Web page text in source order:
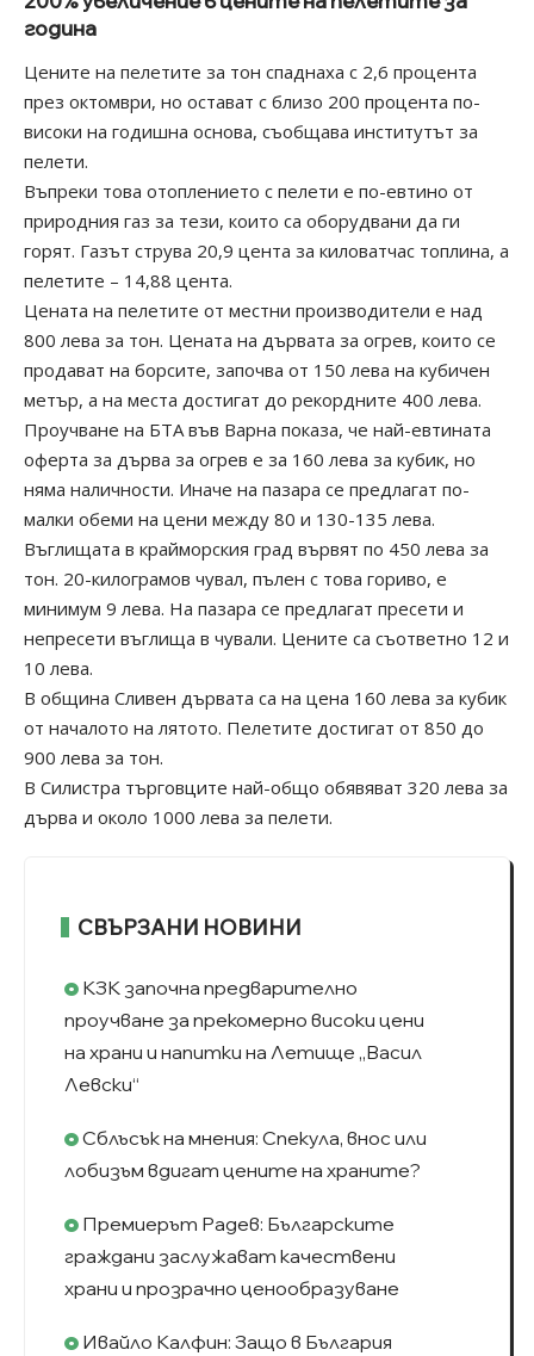
година
Цените на пелетите за тон спаднаха с 2,6 процента
през октомври, но остават с близо 200 процента по-
високи на годишна основа, съобщава институтът за
пелети.
Въпреки това отоплението с пелети е по-евтино от
природния газ за тези, които са оборудвани да ги
горят. Газът струва 20,9 цента за киловатчас топлина, а
пелетите – 14,88 цента.
Цената на пелетите от местни производители е над
800 лева за тон. Цената на дървата за огрев, които се
продават на борсите, започва от 150 лева на кубичен
метър, а на места достигат до рекордните 400 лева.
Проучване на БТА във Варна показа, че най-евтината
оферта за дърва за огрев е за 160 лева за кубик, но
няма наличности. Иначе на пазара се предлагат по-
малки обеми на цени между 80 и 130-135 лева.
Въглищата в крайморския град вървят по 450 лева за
тон. 20-килограмов чувал, пълен с това гориво, е
минимум 9 лева. На пазара се предлагат пресети и
непресети въглища в чували. Цените са съответно 12 и
10 лева.
В община Сливен дървата са на цена 160 лева за кубик
от началото на лятото. Пелетите достигат от 850 до
900 лева за тон.
В Силистра търговците най-общо обявяват 320 лева за
дърва и около 1000 лева за пелети.
СВЪРЗАНИ НОВИНИ
КЗК започна предварително
проучване за прекомерно високи цени
на храни и напитки на Летище „Васил
Левски“
Сблъсък на мнения: Спекула, внос или
лобизъм вдигат цените на храните?
Премиерът Радев: Българските
граждани заслужават качествени
храни и прозрачно ценообразуване
Ивайло Калфин: Защо в България